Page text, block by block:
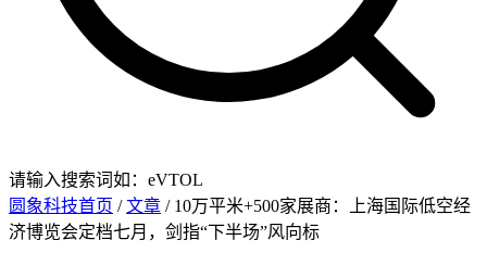
请输入搜索词如：eVTOL
圆象科技首页 /文章 / 10万平米+500家展商：上海国际低空经
济博览会定档七月，剑指“下半场”风向标